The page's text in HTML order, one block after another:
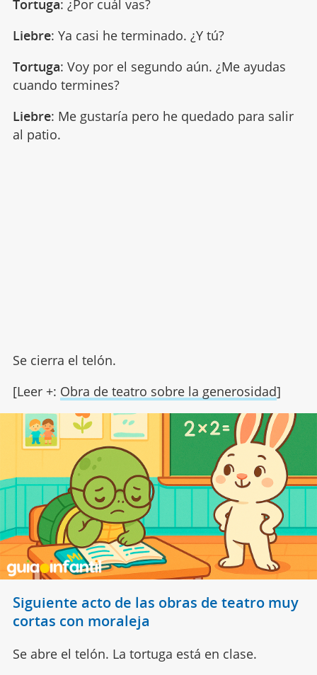
Tortuga: ¿Por cuál vas?
Liebre: Ya casi he terminado. ¿Y tú?
Tortuga: Voy por el segundo aún. ¿Me ayudas
cuando termines?
Liebre: Me gustaría pero he quedado para salir
al patio.
Se cierra el telón.
[Leer +: Obra de teatro sobre la generosidad]
Siguiente acto de las obras de teatro muy
cortas con moraleja
Se abre el telón. La tortuga está en clase.